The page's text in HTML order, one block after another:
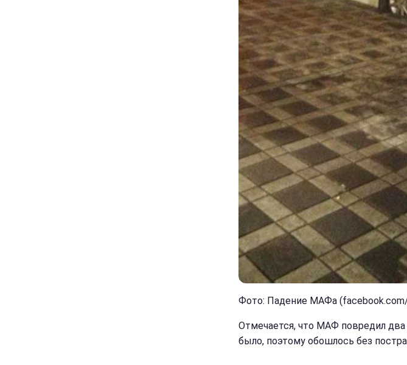
Фото: Падение МАФа
Отмечается, что МАФ повредил
было, поэтому обошлось без